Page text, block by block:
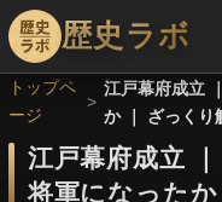
歴史ラボ
トップペ
ージ
江戸幕府成立
か ｜ ざっくり
江戸幕府成立
将軍になったか